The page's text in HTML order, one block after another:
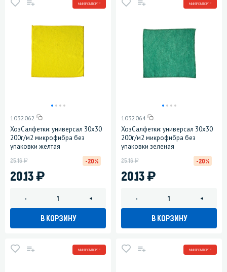
МИНПРОМТОРГ *
1032062
ХозСалфетки: универсал 30х30
200г/м2 микрофибра без
упаковки желтая
20.13)
25.16у -20%
- +
В КОРЗИНУ
МИНПРОМТОРГ *
1032064
ХозСалфетки: универсал 30х30
200г/м2 микрофибра без
упаковки зеленая
20.13)
25.16у -20%
- +
В КОРЗИНУ
МИНПРОМТОРГ * МИНПРОМТОРГ *